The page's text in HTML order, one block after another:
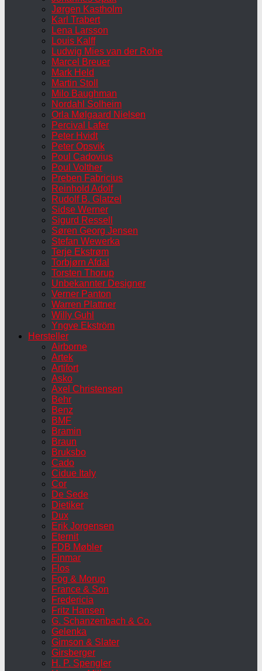
Jørgen Kastholm
Karl Trabert
Lena Larsson
Louis Kalff
Ludwig Mies van der Rohe
Marcel Breuer
Mark Held
Martin Stoll
Milo Baughman
Nordahl Solheim
Orla Mølgaard Nielsen
Percival Lafer
Peter Hvidt
Peter Opsvik
Poul Cadovius
Poul Volther
Preben Fabricius
Reinhold Adolf
Rudolf B. Glatzel
Sidse Werner
Sigurd Ressell
Søren Georg Jensen
Stefan Wewerka
Terje Ekstrøm
Torbjørn Afdal
Torsten Thorup
Unbekannter Designer
Verner Panton
Warren Plattner
Willy Guhl
Yngve Ekström
Hersteller
Airborne
Artek
Artifort
Asko
Axel Christensen
Behr
Benz
BMF
Bramin
Braun
Bruksbo
Cado
Cidue Italy
Cor
De Sede
Dietiker
Dux
Erik Jorgensen
Eternit
FDB Møbler
Finmar
Flos
Fog & Morup
France & Son
Fredericia
Fritz Hansen
G. Schanzenbach & Co.
Gelenka
Gimson & Slater
Girsberger
H. P. Spengler